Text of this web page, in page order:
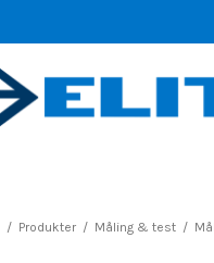
/ Produkter / Måling & test /